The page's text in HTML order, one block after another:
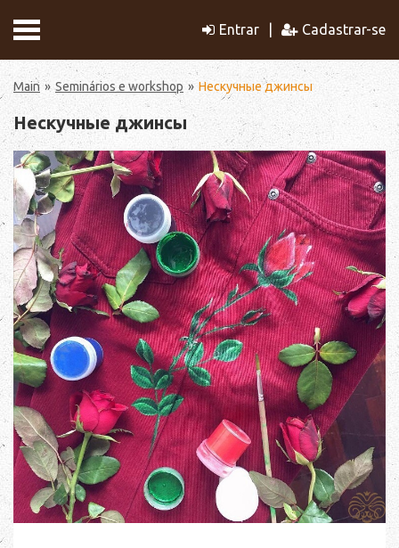
Entrar Cadastrar-se
Main Seminários e workshop Нескучные джинсы
Нескучные джинсы